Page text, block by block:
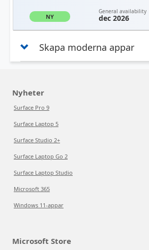
NY
General availability
dec 2026
Skapa moderna appar
Nyheter
Surface Pro 9
Surface Laptop 5
Surface Studio 2+
Surface Laptop Go 2
Surface Laptop Studio
Microsoft 365
Windows 11-appar
Microsoft Store